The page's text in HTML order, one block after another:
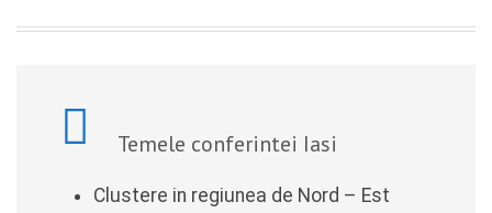
Temele conferintei Iasi
Clustere in regiunea de Nord – Est